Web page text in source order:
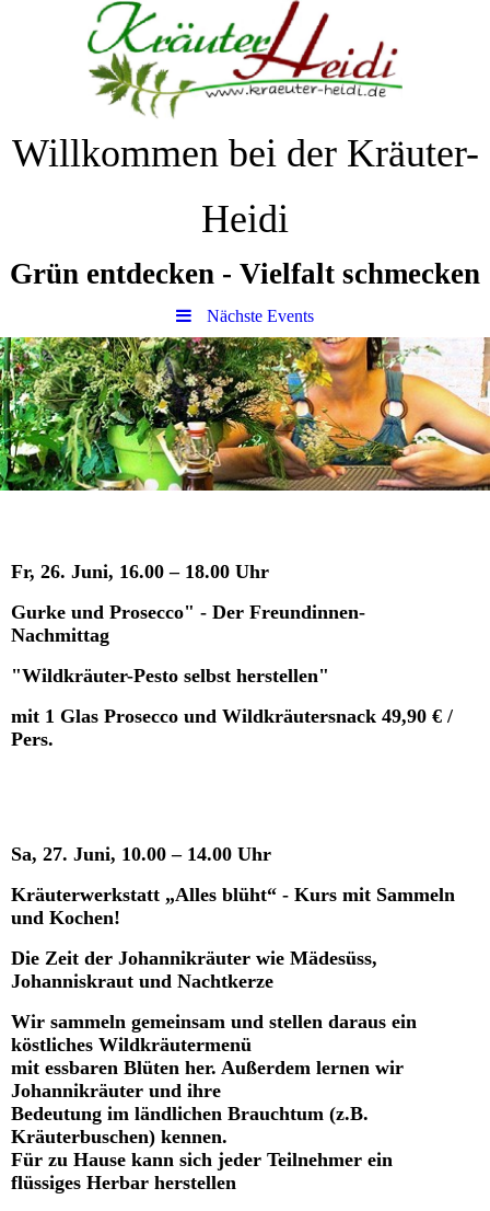
Willkommen bei der Kräuter-
Heidi
Grün entdecken - Vielfalt schmecken
Nächste Events
Fr, 26. Juni, 16.00 – 18.00 Uhr
Gurke und Prosecco" - Der Freundinnen-
Nachmittag
"Wildkräuter-Pesto selbst herstellen"
mit 1 Glas Prosecco und Wildkräutersnack 49,90 € /
Pers.
Sa, 27. Juni, 10.00 – 14.00 Uhr
Kräuterwerkstatt „Alles blüht“ - Kurs mit Sammeln
und Kochen!
Die Zeit der Johannikräuter wie Mädesüss,
Johanniskraut und Nachtkerze
Wir sammeln gemeinsam und stellen daraus ein
köstliches Wildkräutermenü
mit essbaren Blüten her. Außerdem lernen wir
Johannikräuter und ihre
Bedeutung im ländlichen Brauchtum (z.B.
Kräuterbuschen) kennen.
Für zu Hause kann sich jeder Teilnehmer ein
flüssiges Herbar herstellen